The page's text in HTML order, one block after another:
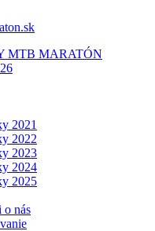
MTB MARATÓN
2021
2022
2023
2024
2025
o nás